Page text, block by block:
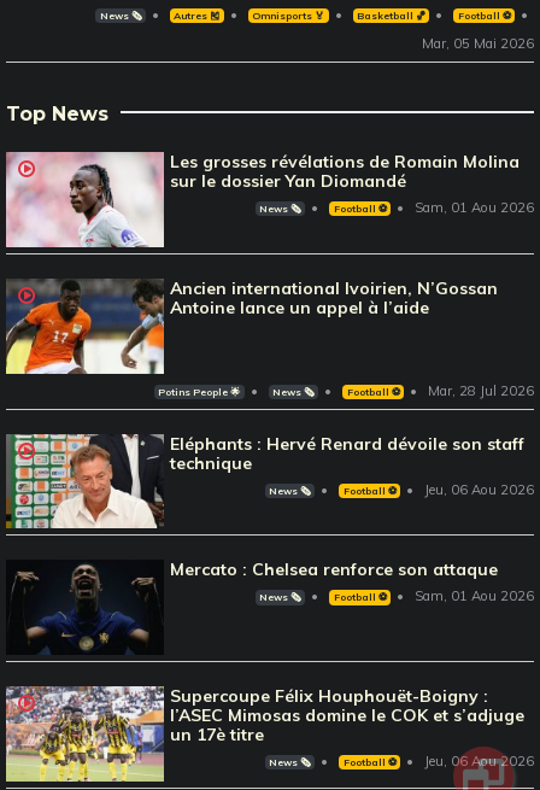
News 🗞️ Autres 🎽 Omnisports 🏅 Basketball 🏀 Football ⚽️
Mar, 05 Mai 2026
Top News
Les grosses révélations de Romain Molina
sur le dossier Yan Diomandé
News 🗞️ Football ⚽️ Sam, 01 Aou 2026
Ancien international Ivoirien, N’Gossan
Antoine lance un appel à l’aide
Potins People 🌟 News 🗞️ Football ⚽️ Mar, 28 Jul 2026
Eléphants : Hervé Renard dévoile son staff
technique
News 🗞️ Football ⚽️ Jeu, 06 Aou 2026
Mercato : Chelsea renforce son attaque
News 🗞️ Football ⚽️ Sam, 01 Aou 2026
Supercoupe Félix Houphouët-Boigny :
l’ASEC Mimosas domine le COK et s’adjuge
un 17è titre
News 🗞️ Football ⚽️ Jeu, 06 Aou 2026